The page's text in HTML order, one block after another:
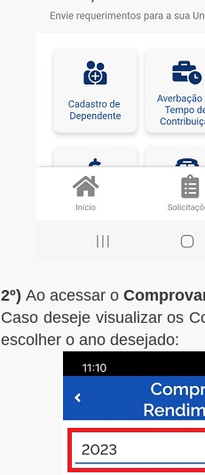
2º) Ao acessar o
Caso deseje visualizar os
escolher o ano desejado: